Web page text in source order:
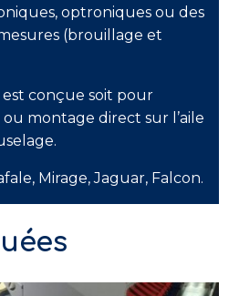
optroniques ou des
(brouillage et
conçue soit pour
montage direct sur l’aile
Mirage, Jaguar, Falcon.